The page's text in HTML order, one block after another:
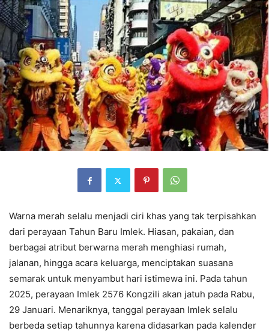
Warna merah selalu menjadi ciri khas yang tak terpisahkan
dari perayaan Tahun Baru Imlek. Hiasan, pakaian, dan
berbagai atribut berwarna merah menghiasi rumah,
jalanan, hingga acara keluarga, menciptakan suasana
semarak untuk menyambut hari istimewa ini. Pada tahun
2025, perayaan Imlek 2576 Kongzili akan jatuh pada Rabu,
29 Januari. Menariknya, tanggal perayaan Imlek selalu
berbeda setiap tahunnya karena didasarkan pada kalender